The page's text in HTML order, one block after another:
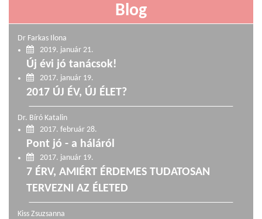
Blog
Dr Farkas Ilona
2019. január 21.
Új évi jó tanácsok!
2017. január 19.
2017 ÚJ ÉV, ÚJ ÉLET?
Dr. Bíró Katalin
2017. február 28.
Pont jó - a háláról
2017. január 19.
7 ÉRV, AMIÉRT ÉRDEMES TUDATOSAN
TERVEZNI AZ ÉLETED
Kiss Zsuzsanna